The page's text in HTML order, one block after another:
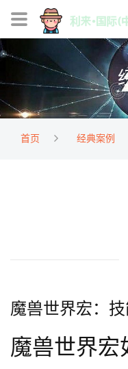
首页 经典案例
魔兽世界宏：
魔兽世界宏